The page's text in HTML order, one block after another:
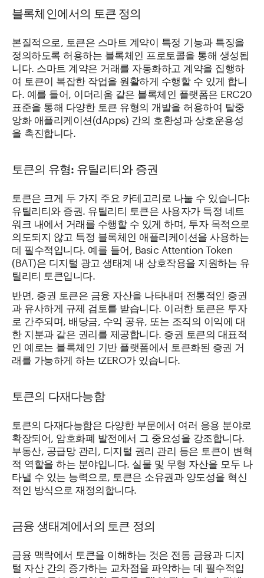
블록체인에서의 토큰 정의
본질적으로, 토큰은 스마트 계약이 특정 기능과 특징을
정의하도록 허용하는 블록체인 프로토콜을 통해 생성됩
니다. 스마트 계약은 거래를 자동화하고 계약을 집행하
여 토큰이 복잡한 작업을 원활하게 수행할 수 있게 합니
다. 예를 들어, 이더리움 같은 블록체인 플랫폼은 ERC20
표준을 통해 다양한 토큰 유형의 개발을 허용하여 탈중
앙화 애플리케이션(dApps) 간의 호환성과 상호운용성
을 촉진합니다.
토큰의 유형: 유틸리티와 증권
토큰은 크게 두 가지 주요 카테고리로 나눌 수 있습니다:
유틸리티와 증권. 유틸리티 토큰은 사용자가 특정 네트
워크 내에서 거래를 수행할 수 있게 하며, 투자 목적으로
의도되지 않고 특정 블록체인 애플리케이션을 사용하는
데 필수적입니다. 예를 들어, Basic Attention Token
(BAT)은 디지털 광고 생태계 내 상호작용을 지원하는 유
틸리티 토큰입니다.
반면, 증권 토큰은 금융 자산을 나타내며 전통적인 증권
과 유사하게 규제 검토를 받습니다. 이러한 토큰은 투자
로 간주되며, 배당금, 수익 공유, 또는 조직의 이익에 대
한 지분과 같은 권리를 제공합니다. 증권 토큰의 대표적
인 예로는 블록체인 기반 플랫폼에서 토큰화된 증권 거
래를 가능하게 하는 tZERO가 있습니다.
토큰의 다재다능함
토큰의 다재다능함은 다양한 부문에서 여러 응용 분야로
확장되어, 암호화폐 발전에서 그 중요성을 강조합니다.
부동산, 공급망 관리, 디지털 권리 관리 등은 토큰이 변혁
적 역할을 하는 분야입니다. 실물 및 무형 자산을 모두 나
타낼 수 있는 능력으로, 토큰은 소유권과 양도성을 혁신
적인 방식으로 재정의합니다.
금융 생태계에서의 토큰 정의
금융 맥락에서 토큰을 이해하는 것은 전통 금융과 디지
털 자산 간의 증가하는 교차점을 파악하는 데 필수적입